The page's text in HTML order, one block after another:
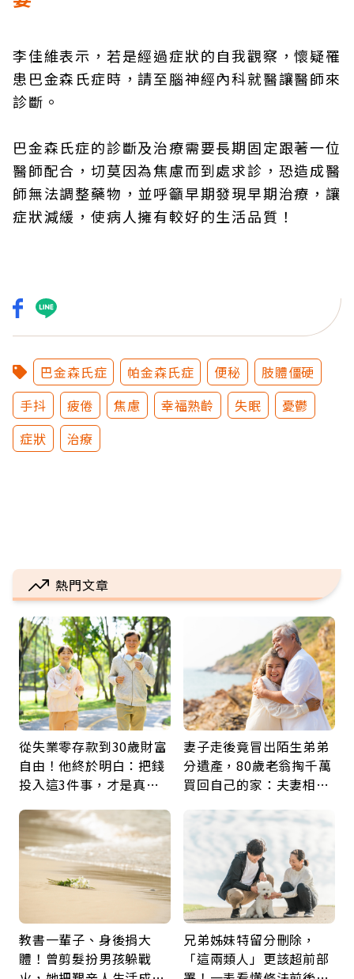
李佳維表示，若是經過症狀的自我觀察，懷疑罹
患巴金森氏症時，請至腦神經內科就醫讓醫師來
診斷。
巴金森氏症的診斷及治療需要長期固定跟著一位
醫師配合，切莫因為焦慮而到處求診，恐造成醫
師無法調整藥物，並呼籲早期發現早期治療，讓
症狀減緩，使病人擁有較好的生活品質！
巴金森氏症 帕金森氏症 便秘
肢體僵硬
手抖
疲倦 焦慮 幸福熟齡 失眠
憂鬱
症狀
治療
熱門文章
從失業零存款到30歲財富
自由！他終於明白：把錢
投入這3件事，才是真正
妻子走後竟冒出陌生弟弟
分遺產，80歲老翁掏千萬
買回自己的家：夫妻相守
教書一輩子、身後捐大
體！曾剪髮扮男孩躲戰
兄弟姊妹特留分刪除，
「這兩類人」更該超前部